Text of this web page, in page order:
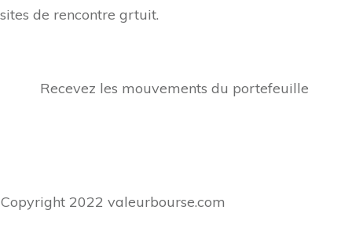
sites de rencontre grtuit.
Recevez les mouvements du portefeuille
Copyright 2022 valeurbourse.com